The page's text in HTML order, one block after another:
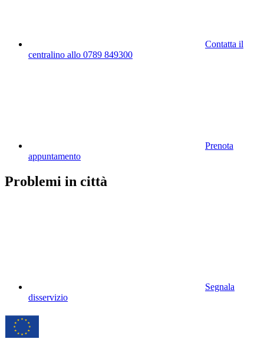
Contatta il
centralino allo 0789 849300
Prenota
appuntamento
Problemi in città
Segnala
disservizio